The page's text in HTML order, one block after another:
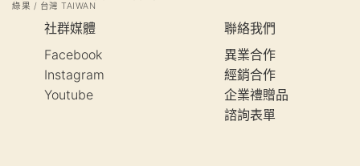
綠果 / 台灣 TAIWAN
社群媒體
Facebook
Instagram
Youtube
聯絡我們
異業合作
經銷合作
企業禮贈品
諮詢表單